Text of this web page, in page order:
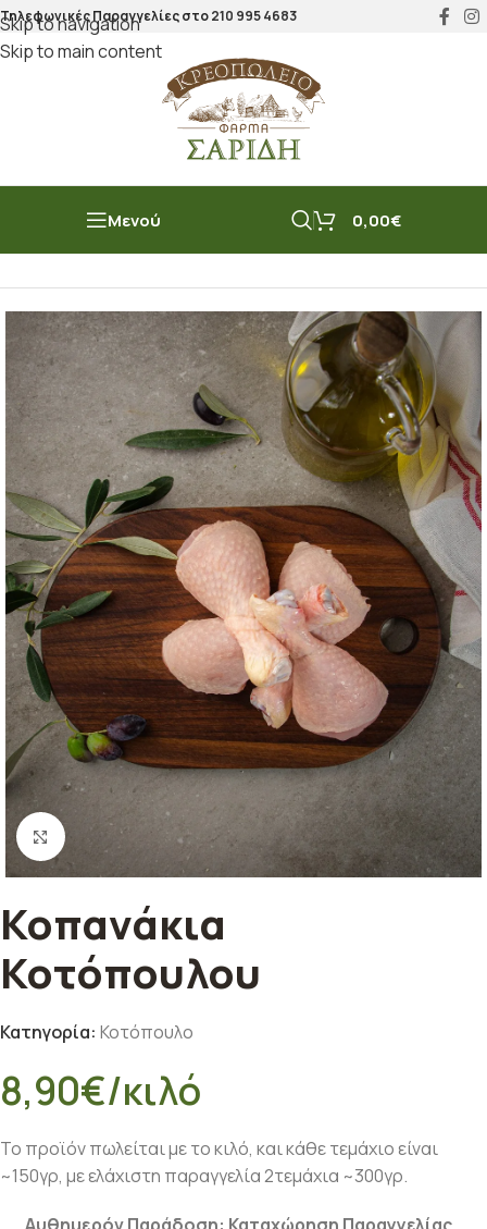
Skip to navigation
Skip to main content
Τηλεφωνικές Παραγγελίες στο210 995 4683
Μενού 0,00€
Κλικ για μεγέθυνση
Κοπανάκια
Κοτόπουλου
Κατηγορία: Κοτόπουλο
8,90€/κιλό
Το προϊόν πωλείται με το κιλό, και κάθε τεμάχιο είναι
~150γρ, με ελάχιστη παραγγελία 2τεμάχια ~300γρ.